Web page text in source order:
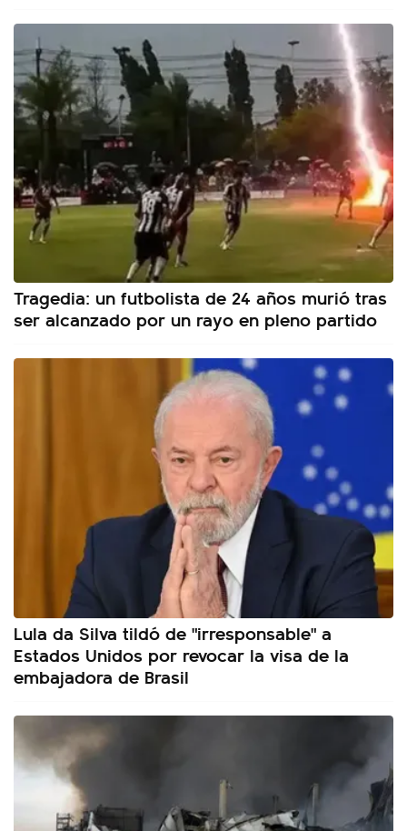
Tragedia: un futbolista de 24 años murió tras
ser alcanzado por un rayo en pleno partido
Lula da Silva tildó de "irresponsable" a
Estados Unidos por revocar la visa de la
embajadora de Brasil